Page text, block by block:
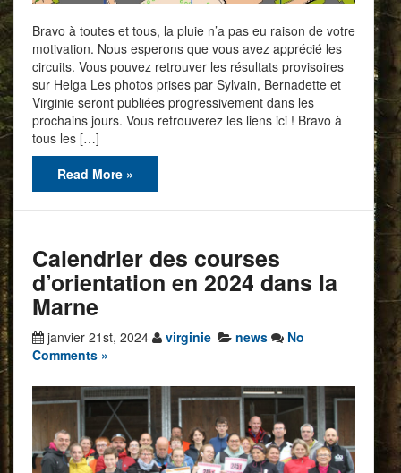
Bravo à toutes et tous, la pluie n’a pas eu raison de votre
motivation. Nous esperons que vous avez apprécié les
circuits. Vous pouvez retrouver les résultats provisoires
sur Helga Les photos prises par Sylvain, Bernadette et
Virginie seront publiées progressivement dans les
prochains jours. Vous retrouverez les liens ici ! Bravo à
tous les […]
Read More »
Calendrier des courses
d’orientation en 2024 dans la
Marne
janvier 21st, 2024 virginie news
No
Comments »